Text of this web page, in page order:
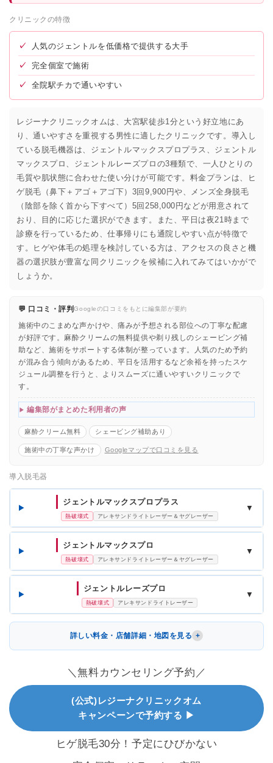
クリニックの特徴
✓ 人気のジェントルを低価格で提供する大手
✓ 完全個室で施術
✓ 全院駅チカで通いやすい
レジーナクリニックオムは、大宮駅徒歩1分という好立地にあ
り、通いやすさを重視する男性に適したクリニックです。導入し
ている脱毛機器は、ジェントルマックスプロプラス、ジェントル
マックスプロ、ジェントルレーズプロの3種類で、一人ひとりの
毛質や肌状態に合わせた使い分けが可能です。料金プランは、ヒ
ゲ脱毛（鼻下＋アゴ＋アゴ下）3回9,900円や、メンズ全身脱毛
（陰部を除く首から下すべて）5回258,000円などが用意されて
おり、目的に応じた選択ができます。また、平日は夜21時まで
診療を行っているため、仕事帰りにも通院しやすい点が特徴で
す。ヒゲや体毛の処理を検討している方は、アクセスの良さと機
器の選択肢が豊富な同クリニックを候補に入れてみてはいかがで
しょうか。
💬 口コミ・評判Googleの口コミをもとに編集部が要約
施術中のこまめな声かけや、痛みが予想される部位への丁寧な配慮
が好評です。麻酔クリームの無料提供や剃り残しのシェービング補
助など、施術をサポートする体制が整っています。人気のため予約
が混み合う傾向があるため、平日を活用するなど余裕を持ったスケ
ジュール調整を行うと、よりスムーズに通いやすいクリニックで
す。
編集部がまとめた利用者の声
麻酔クリーム無料 シェービング補助あり
施術中の丁寧な声かけ Googleマップで口コミを見る
導入脱毛器
ジェントルマックスプロプラス
熱破壊式 アレキサンドライトレーザー＆ヤグレーザー
▼
ジェントルマックスプロ
熱破壊式 アレキサンドライトレーザー＆ヤグレーザー
▼
ジェントルレーズプロ
熱破壊式 アレキサンドライトレーザー
▼
詳しい料金・店舗詳細・地図を見る
＼無料カウンセリング予約／
(公式)レジーナクリニックオム
キャンペーンで予約する ▶
ヒゲ脱毛30分！予定にひびかない